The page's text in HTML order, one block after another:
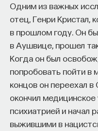
Одним из важных
отец, Генри Кристал,
в прошлом году. Он
в Аушвице, прошел
Когда он был
попробовать пойти в
концов он переехал
окончил
психиатрией и начал
выжившими в